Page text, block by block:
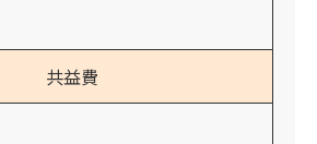
共益費